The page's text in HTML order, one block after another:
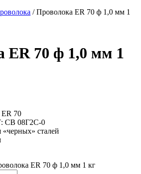
/ Проволока ER 70 ф 1,0 мм 1
ER 70 ф 1,0 мм 1
70
СВ 08Г2С-0
«черных» сталей
ER 70 ф 1,0 мм 1 кг